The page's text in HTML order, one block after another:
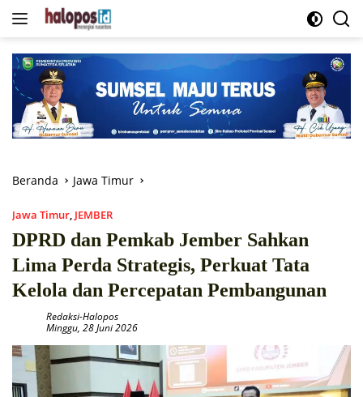
Langsung
Beranda Jawa Timur
Jawa Timur JEMBER
DPRD dan Pemkab Jember Sahkan
Lima Perda Strategis, Perkuat Tata
Kelola dan Percepatan Pembangunan
Redaksi-Halopos
Minggu, 28 Juni 2026